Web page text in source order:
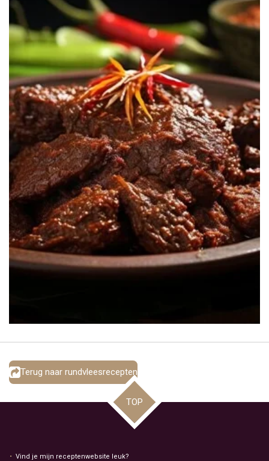
Terug naar rundvleesrecepten
TOP
Vind je mijn receptenwebsite leuk?